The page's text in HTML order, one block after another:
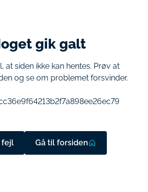
gik galt
at siden ikke kan hentes. Prøv at
og se om problemet forsvinder.
fejl Gå til forsiden